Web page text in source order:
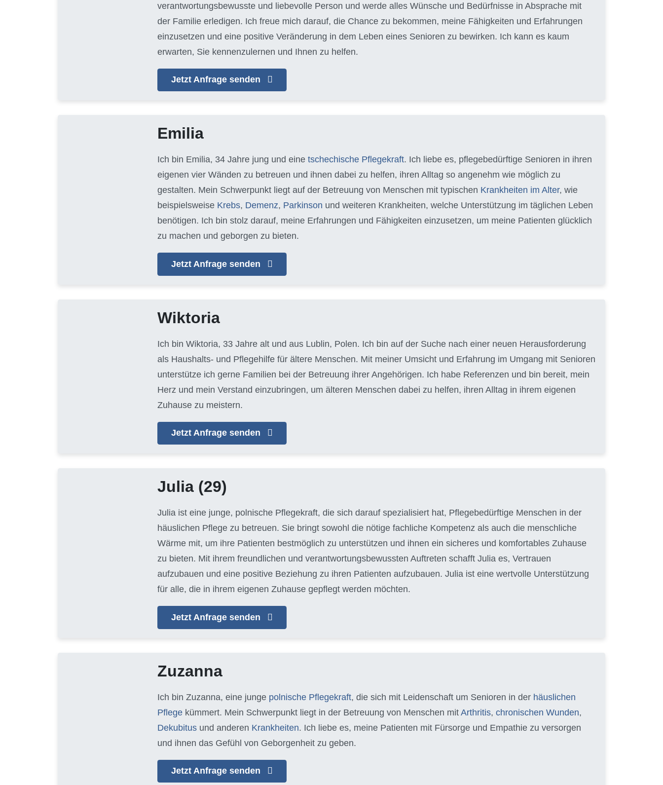
verantwortungsbewusste und liebevolle Person und werde alles Wünsche und Bedürfnisse in Absprache mit
der Familie erledigen. Ich freue mich darauf, die Chance zu bekommen, meine Fähigkeiten und Erfahrungen
einzusetzen und eine positive Veränderung in dem Leben eines Senioren zu bewirken. Ich kann es kaum
erwarten, Sie kennenzulernen und Ihnen zu helfen.
Jetzt Anfrage senden
Emilia
Ich bin Emilia, 34 Jahre jung und eine tschechische Pflegekraft. Ich liebe es, pflegebedürftige Senioren in ihren
eigenen vier Wänden zu betreuen und ihnen dabei zu helfen, ihren Alltag so angenehm wie möglich zu
gestalten. Mein Schwerpunkt liegt auf der Betreuung von Menschen mit typischen Krankheiten im Alter, wie
beispielsweise Krebs, Demenz, Parkinson und weiteren Krankheiten, welche Unterstützung im täglichen Leben
benötigen. Ich bin stolz darauf, meine Erfahrungen und Fähigkeiten einzusetzen, um meine Patienten glücklich
zu machen und geborgen zu bieten.
Jetzt Anfrage senden
Wiktoria
Ich bin Wiktoria, 33 Jahre alt und aus Lublin, Polen. Ich bin auf der Suche nach einer neuen Herausforderung
als Haushalts- und Pflegehilfe für ältere Menschen. Mit meiner Umsicht und Erfahrung im Umgang mit Senioren
unterstütze ich gerne Familien bei der Betreuung ihrer Angehörigen. Ich habe Referenzen und bin bereit, mein
Herz und mein Verstand einzubringen, um älteren Menschen dabei zu helfen, ihren Alltag in ihrem eigenen
Zuhause zu meistern.
Jetzt Anfrage senden
Julia (29)
Julia ist eine junge, polnische Pflegekraft, die sich darauf spezialisiert hat, Pflegebedürftige Menschen in der
häuslichen Pflege zu betreuen. Sie bringt sowohl die nötige fachliche Kompetenz als auch die menschliche
Wärme mit, um ihre Patienten bestmöglich zu unterstützen und ihnen ein sicheres und komfortables Zuhause
zu bieten. Mit ihrem freundlichen und verantwortungsbewussten Auftreten schafft Julia es, Vertrauen
aufzubauen und eine positive Beziehung zu ihren Patienten aufzubauen. Julia ist eine wertvolle Unterstützung
für alle, die in ihrem eigenen Zuhause gepflegt werden möchten.
Jetzt Anfrage senden
Zuzanna
Ich bin Zuzanna, eine junge polnische Pflegekraft, die sich mit Leidenschaft um Senioren in der häuslichen
Pflege kümmert. Mein Schwerpunkt liegt in der Betreuung von Menschen mit Arthritis, chronischen Wunden,
Dekubitus und anderen Krankheiten. Ich liebe es, meine Patienten mit Fürsorge und Empathie zu versorgen
und ihnen das Gefühl von Geborgenheit zu geben.
Jetzt Anfrage senden